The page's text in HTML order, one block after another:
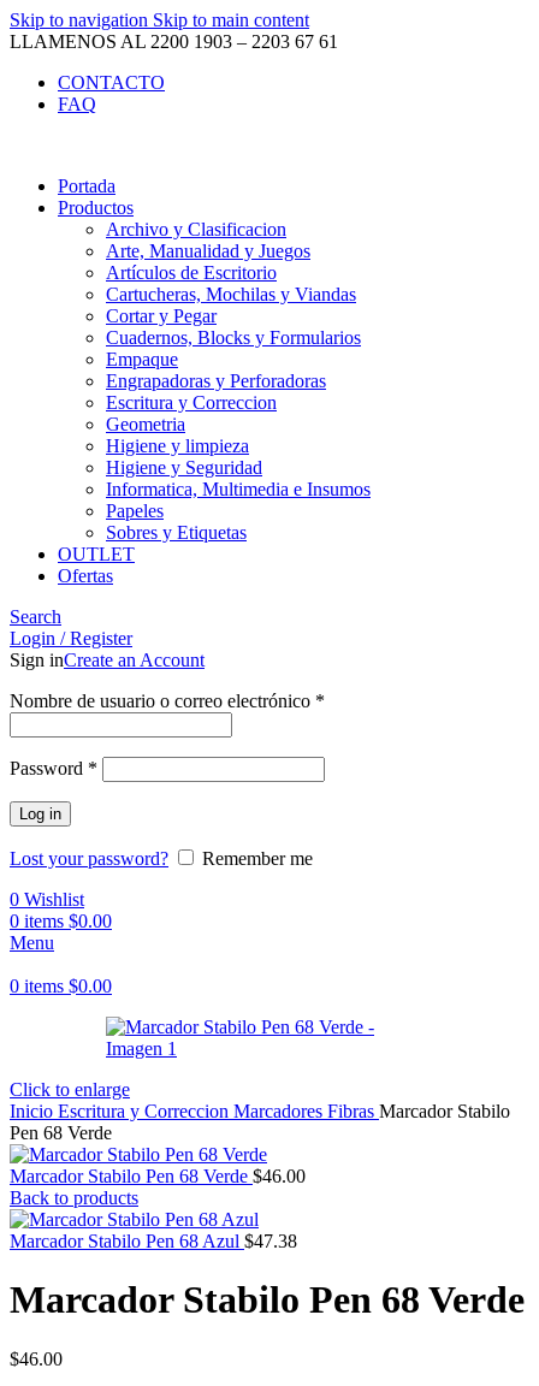
Skip to navigation Skip to main content
LLAMENOS AL 2200 1903 – 2203 67 61
CONTACTO
FAQ
Portada
Productos
Archivo y Clasificacion
Arte, Manualidad y Juegos
Artículos de Escritorio
Cartucheras, Mochilas y Viandas
Cortar y Pegar
Cuadernos, Blocks y Formularios
Empaque
Engrapadoras y Perforadoras
Escritura y Correccion
Geometria
Higiene y limpieza
Higiene y Seguridad
Informatica, Multimedia e Insumos
Papeles
Sobres y Etiquetas
OUTLET
Ofertas
Search
Login / Register
Sign inCreate an Account
Nombre de usuario o correo electrónico *
Password *
Log in
Lost your password?
Remember me
0 Wishlist
0 items $0.00
Menu
0 items $0.00
Click to enlarge
Inicio Escritura y Correccion Marcadores Fibras Marcador Stabilo
Pen 68 Verde
Marcador Stabilo Pen 68 Verde $46.00
Back to products
Marcador Stabilo Pen 68 Azul $47.38
Marcador Stabilo Pen 68 Verde
$46.00